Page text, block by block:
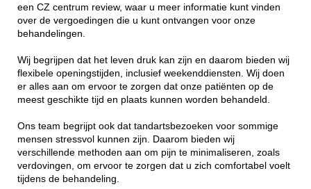
een CZ centrum review, waar u meer informatie kunt vinden
over de vergoedingen die u kunt ontvangen voor onze
behandelingen.
Wij begrijpen dat het leven druk kan zijn en daarom bieden wij
flexibele openingstijden, inclusief weekenddiensten. Wij doen
er alles aan om ervoor te zorgen dat onze patiënten op de
meest geschikte tijd en plaats kunnen worden behandeld.
Ons team begrijpt ook dat tandartsbezoeken voor sommige
mensen stressvol kunnen zijn. Daarom bieden wij
verschillende methoden aan om pijn te minimaliseren, zoals
verdovingen, om ervoor te zorgen dat u zich comfortabel voelt
tijdens de behandeling.